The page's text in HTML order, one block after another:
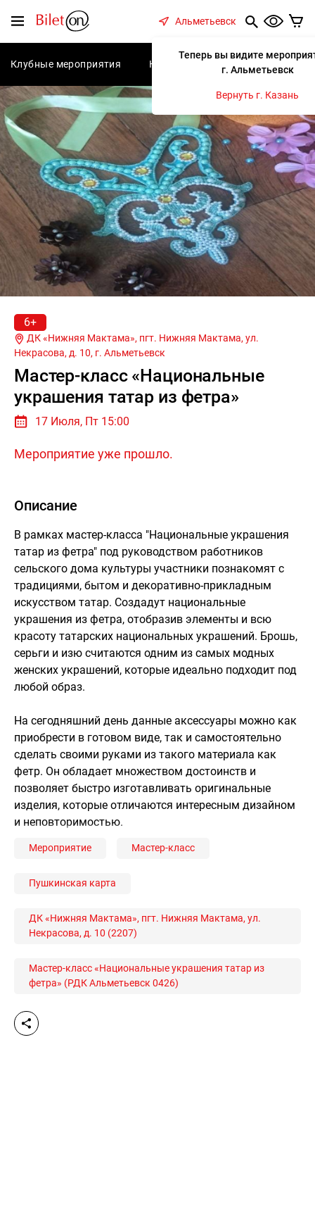
Меню
Альметьевск
Теперь вы видите
г. Альметьевск
Вернуть г. Казань
Клубные мероприятия Концерты Спектакли
6+
Некрасова, д. 10, г. Альметьевск
Мастер-класс «Национальные
украшения татар из фетра»
17 Июля, Пт 15:00
Мероприятие уже прошло.
Описание
В рамках мастер-класса "Национальные украшения
татар из фетра" под руководством работников
сельского дома культуры участники познакомят с
традициями, бытом и декоративно-прикладным
искусством татар. Создадут национальные
украшения из фетра, отобразив элементы и всю
красоту татарских национальных украшений. Брошь,
серьги и изю считаются одним из самых модных
женских украшений, которые идеально подходит под
любой образ.
На сегодняшний день данные аксессуары можно как
приобрести в готовом виде, так и самостоятельно
сделать своими руками из такого материала как
фетр. Он обладает множеством достоинств и
позволяет быстро изготавливать оригинальные
изделия, которые отличаются интересным дизайном
и неповторимостью.
Мероприятие Мастер-класс
Пушкинская карта
ДК «Нижняя Мактама», пгт. Нижняя Мактама, ул.
Некрасова, д. 10 (2207)
Мастер-класс «Национальные украшения татар из
фетра» (РДК Альметьевск 0426)